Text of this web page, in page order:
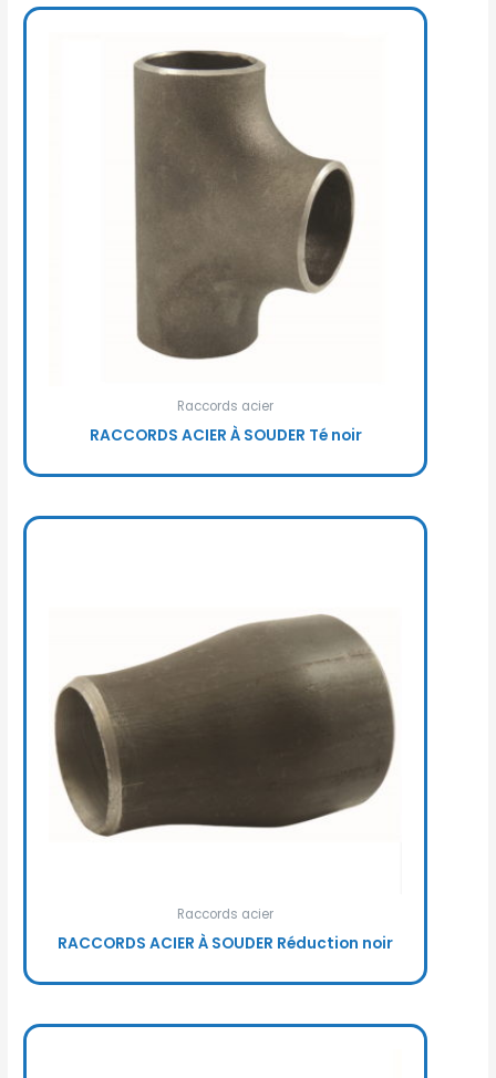
Raccords acier
RACCORDS ACIER À SOUDER Té noir
Raccords acier
RACCORDS ACIER À SOUDER Réduction noir